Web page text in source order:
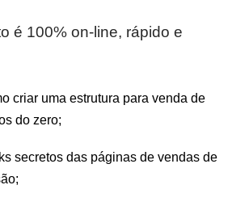
é 100% on-line, rápido e
criar uma estrutura para venda de
do zero;
secretos das páginas de vendas de